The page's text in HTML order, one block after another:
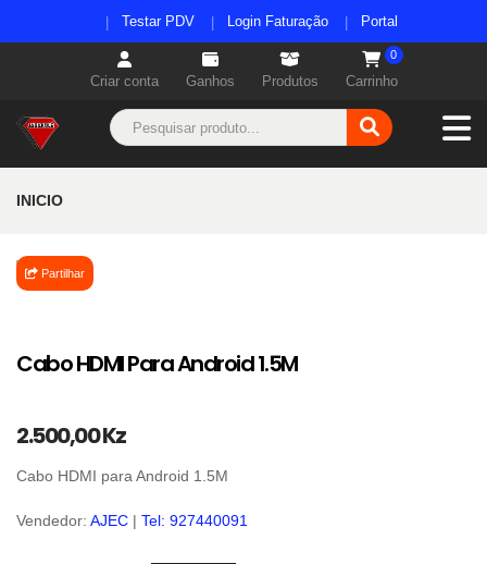
Testar PDV Login Faturação Portal
Criar conta Ganhos Produtos Carrinho
0
INICIO
Partilhar
Cabo HDMI Para Android 1.5M
2.500,00 Kz
Cabo HDMI para Android 1.5M
Vendedor: AJEC | Tel: 927440091